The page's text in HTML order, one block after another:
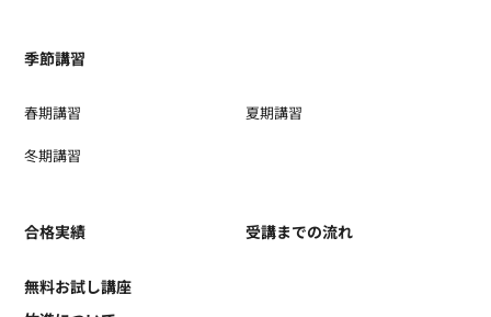
季節講習
春期講習 夏期講習
冬期講習
合格実績 受講までの流れ
無料お試し講座